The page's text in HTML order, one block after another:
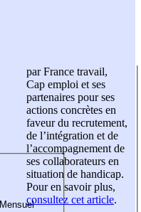
par France travail,
Cap emploi et ses
partenaires pour ses
actions concrètes en
faveur du recrutement,
de l’intégration et de
l’accompagnement de
ses collaborateurs en
situation de handicap.
Pour en savoir plus,
consultez cet article.